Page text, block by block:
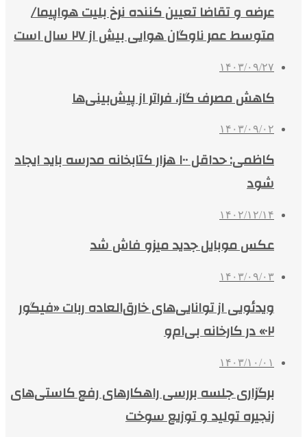
عرضه و تقاضا تعیین کننده نرخ بلیت هواپیما/
متوسط عمر ناوگان هوایی بیش از ۲۷ سال است
۱۴۰۳/۰۹/۲۷
کاهش مصرف گاز، فراتر از پیش‌بینی‌ها
۱۴۰۳/۰۹/۰۲
کاظمی: حداقل ۱۰۰ هزار کتابخانه مدرسه باید ایجاد
شود
۱۴۰۲/۱۲/۱۴
عکس موبایل جدید میزو فاش شد
۱۴۰۳/۰۹/۰۳
ویدئویی از توانایی‌های خارق‌العاده ربات «فیگور
۰۲» در کارخانه بی‌ام‌و
۱۴۰۳/۱۰/۰۱
برگزاری جلسه بررسی راهکارهای رفع کاستی‌های
زنجیره تولید و توزیع سوخت